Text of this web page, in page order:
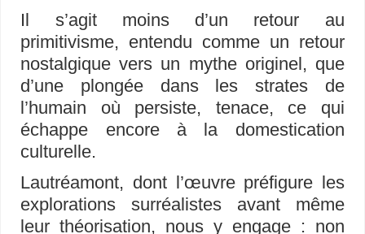
Il s’agit moins d’un retour au
primitivisme, entendu comme un retour
nostalgique vers un mythe originel, que
d’une plongée dans les strates de
l’humain où persiste, tenace, ce qui
échappe encore à la domestication
culturelle.
Lautréamont, dont l’œuvre préfigure les
explorations surréalistes avant même
leur théorisation, nous y engage : non